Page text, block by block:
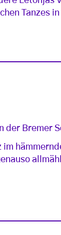
Tanzes
der Bremer